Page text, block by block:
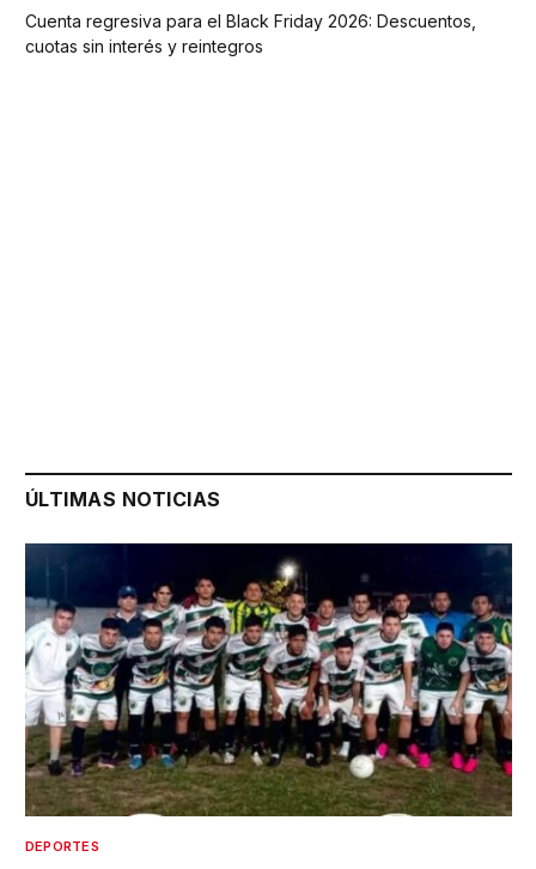
Cuenta regresiva para el Black Friday 2026: Descuentos,
cuotas sin interés y reintegros
ÚLTIMAS NOTICIAS
DEPORTES